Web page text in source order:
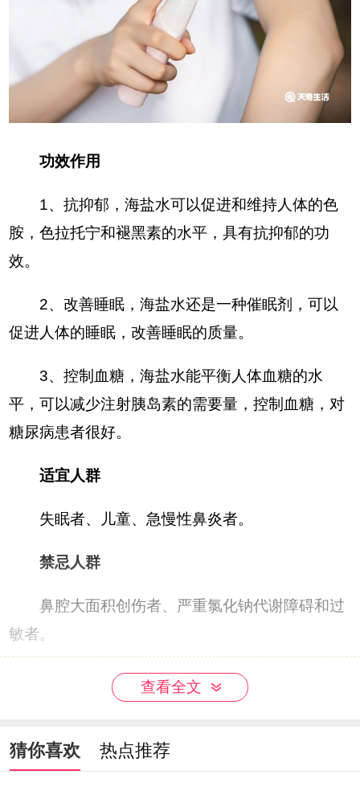
功效作用
1、抗抑郁，海盐水可以促进和维持人体的色
胺，色拉托宁和褪黑素的水平，具有抗抑郁的功
效。
2、改善睡眠，海盐水还是一种催眠剂，可以
促进人体的睡眠，改善睡眠的质量。
3、控制血糖，海盐水能平衡人体血糖的水
平，可以减少注射胰岛素的需要量，控制血糖，对
糖尿病患者很好。
适宜人群
失眠者、儿童、急慢性鼻炎者。
禁忌人群
鼻腔大面积创伤者、严重氯化钠代谢障碍和过
敏者。
查看全文
猜你喜欢 热点推荐